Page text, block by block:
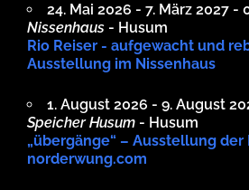
24. Mai 2026 - 7. März 2027 -
Nissenhaus - Husum
Rio Reiser - aufgewacht und
Ausstellung im Nissenhaus
1. August 2026 - 9. August
Speicher Husum - Husum
„übergänge“ – Ausstellung
norderwung.com